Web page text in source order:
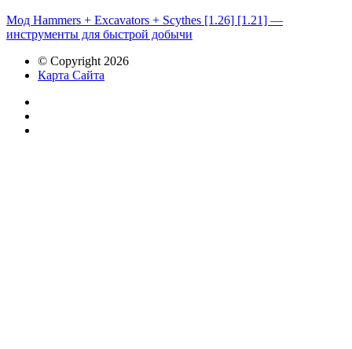
Мод Hammers + Excavators + Scythes [1.26] [1.21] —
инструменты для быстрой добычи
© Copyright 2026
Карта Сайта